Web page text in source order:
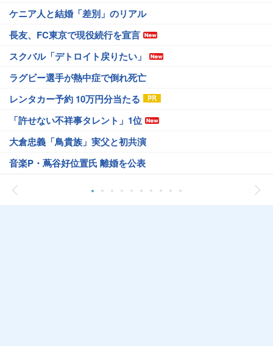
ケニア人と結婚「差別」のリアル
長友、FC東京で現役続行を宣言
スクバル「デトロイト戻りたい」
ラグビー選手が熱中症で倒れ死亡
レンタカー予約 10万円分当たる
「許せない不祥事タレント」1位
大倉忠義「鳥貴族」実父と初共演
音楽P・蔦谷好位置氏 離婚を公表